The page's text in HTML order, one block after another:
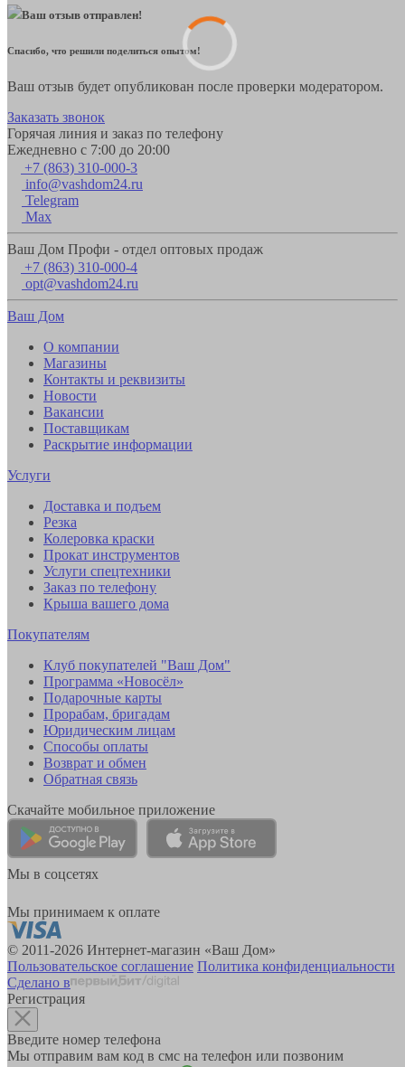
Ваш отзыв отправлен!
Спасибо, что решили поделиться опытом!
Ваш отзыв будет опубликован после проверки модератором.
Заказать звонок
Горячая линия и заказ по телефону
Ежедневно с 7:00 до 20:00
+7 (863) 310-000-3
info@vashdom24.ru
Telegram
Max
Ваш Дом Профи - отдел оптовых продаж
+7 (863) 310-000-4
opt@vashdom24.ru
Ваш Дом
О компании
Магазины
Контакты и реквизиты
Новости
Вакансии
Поставщикам
Раскрытие информации
Услуги
Доставка и подъем
Резка
Колеровка краски
Прокат инструментов
Услуги спецтехники
Заказ по телефону
Крыша вашего дома
Покупателям
Клуб покупателей "Ваш Дом"
Программа «Новосёл»
Подарочные карты
Прорабам, бригадам
Юридическим лицам
Способы оплаты
Возврат и обмен
Обратная связь
Скачайте мобильное приложение
Мы в соцсетях
Мы принимаем к оплате
© 2011-2026 Интернет-магазин «Ваш Дом»
Пользовательское соглашение Политика конфиденциальности
Сделано в
Регистрация
Введите номер телефона
Мы отправим вам код в смс на телефон или позвоним